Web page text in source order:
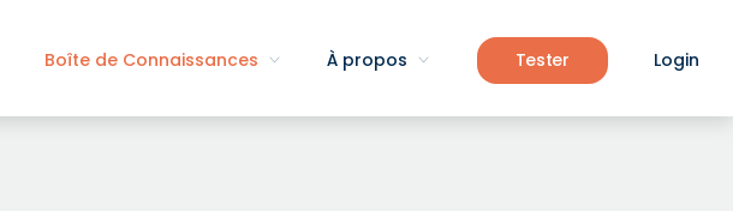
Boîte de Connaissances À propos Tester Login